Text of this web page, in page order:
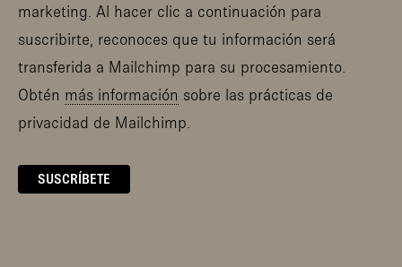
marketing. Al hacer clic a continuación para
suscribirte, reconoces que tu información será
transferida a Mailchimp para su procesamiento.
Obtén más información sobre las prácticas de
privacidad de Mailchimp.